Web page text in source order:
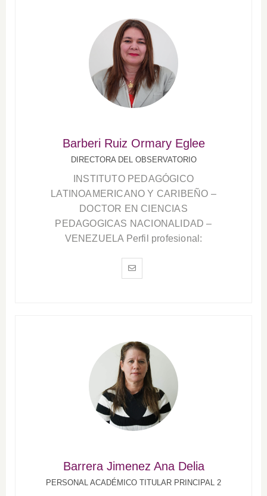
Barberi Ruiz Ormary Eglee
DIRECTORA DEL OBSERVATORIO
INSTITUTO PEDAGÓGICO
LATINOAMERICANO Y CARIBEÑO –
DOCTOR EN CIENCIAS
PEDAGOGICAS NACIONALIDAD –
VENEZUELA Perfil profesional:
Barrera Jimenez Ana Delia
PERSONAL ACADÉMICO TITULAR PRINCIPAL 2